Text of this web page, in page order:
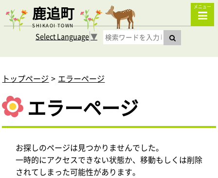
鹿追町
SHIKAOI TOWN
メニュー
Select Language▼
トップページ エラーページ
エラーページ
お探しのページは見つかりませんでした。
一時的にアクセスできない状態か、移動もしくは削除
されてしまった可能性があります。